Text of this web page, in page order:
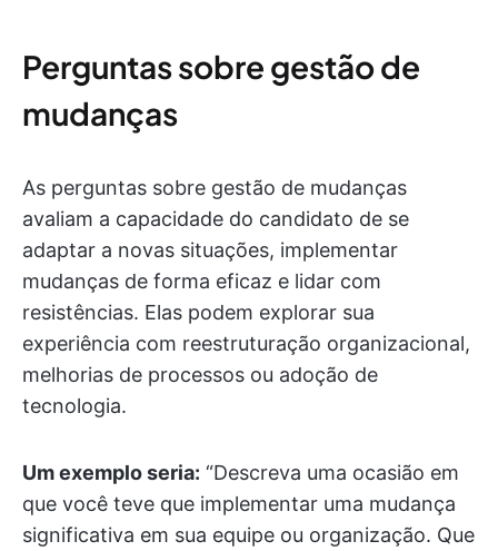
Perguntas sobre gestão de
mudanças
As perguntas sobre gestão de mudanças
avaliam a capacidade do candidato de se
adaptar a novas situações, implementar
mudanças de forma eficaz e lidar com
resistências. Elas podem explorar sua
experiência com reestruturação organizacional,
melhorias de processos ou adoção de
tecnologia.
Um exemplo seria: “Descreva uma ocasião em
que você teve que implementar uma mudança
significativa em sua equipe ou organização. Que